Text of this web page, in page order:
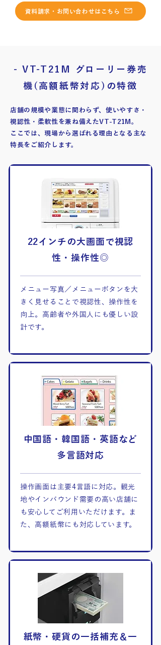
資料請求・お問い合わせはこちら
- VT-T21M グローリー券売
機(高額紙幣対応)の特徴
店舗の規模や業態に関わらず、使いやすさ・
視認性・柔軟性を兼ね備えたVT-T21M。
ここでは、現場から選ばれる理由となる主な
特長をご紹介します。
22インチの大画面で視認
性・操作性◎
メニュー写真／メニューボタンを大
きく見せることで視認性、操作性を
向上。高齢者や外国人にも優しい設
計です。
中国語・韓国語・英語など
多言語対応
操作画面は主要4言語に対応。観光
地やインバウンド需要の高い店舗に
も安心してご利用いただけます。ま
た、高額紙幣にも対応しています。
紙幣・硬貨の一括補充＆一